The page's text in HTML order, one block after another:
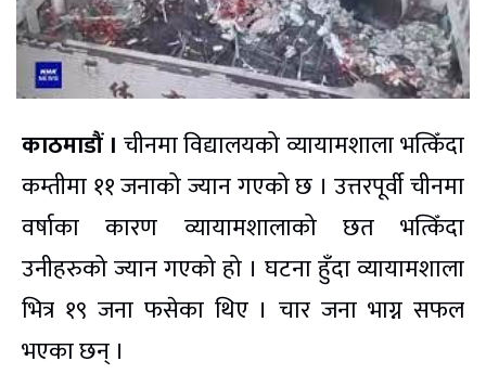
काठमाडौं । चीनमा विद्यालयको व्यायामशाला भत्किँदा
कम्तीमा ११ जनाको ज्यान गएको छ । उत्तरपूर्वी चीनमा
वर्षाका कारण व्यायामशालाको छत भत्किँदा
उनीहरुको ज्यान गएको हो । घटना हुँदा व्यायामशाला
भित्र १९ जना फसेका थिए । चार जना भाग्न सफल
भएका छन् ।